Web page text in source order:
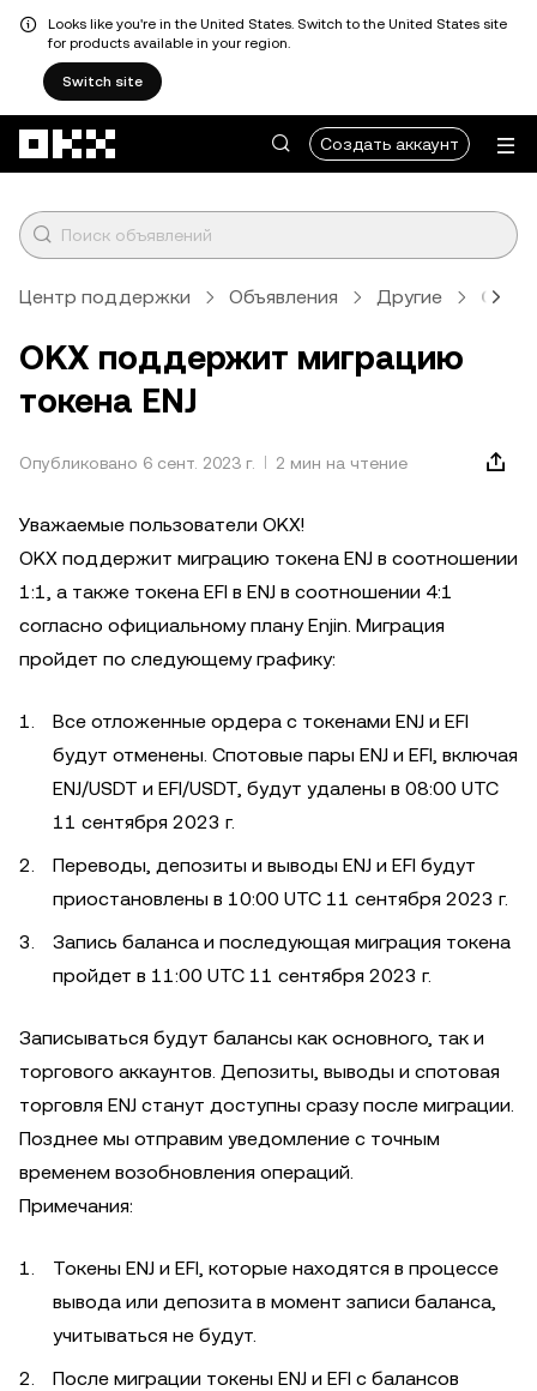
Looks like you're in the United States. Switch to the United States site
for products available in your region.
Switch site
Создать аккаунт
Центр поддержки Объявления Другие
OKX поддержит миграцию
токена ENJ
Опубликовано 6 сент. 2023 г. 2 мин на чтение
Уважаемые пользователи OKX!
OKX поддержит миграцию токена ENJ в соотношении
1:1, а также токена EFI в ENJ в соотношении 4:1
согласно официальному плану Enjin. Миграция
пройдет по следующему графику:
Все отложенные ордера с токенами ENJ и EFI
будут отменены. Спотовые пары ENJ и EFI, включая
ENJ/USDT и EFI/USDT, будут удалены в 08:00 UTC
11 сентября 2023 г.
Переводы, депозиты и выводы ENJ и EFI будут
приостановлены в 10:00 UTC 11 сентября 2023 г.
Запись баланса и последующая миграция токена
пройдет в 11:00 UTC 11 сентября 2023 г.
Записываться будут балансы как основного, так и
торгового аккаунтов. Депозиты, выводы и спотовая
торговля ENJ станут доступны сразу после миграции.
Позднее мы отправим уведомление с точным
временем возобновления операций.
Примечания:
Токены ENJ и EFI, которые находятся в процессе
вывода или депозита в момент записи баланса,
учитываться не будут.
После миграции токены ENJ и EFI с балансов